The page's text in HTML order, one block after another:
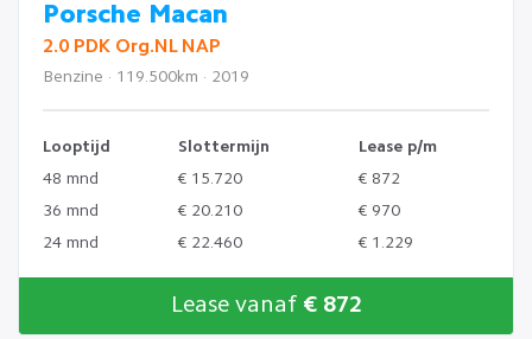
Porsche Macan
2.0 PDK Org.NL NAP
Benzine · 119.500km · 2019
Looptijd Slottermijn
Lease p/m
48 mnd
€ 15.720
€ 872
36 mnd
€ 20.210
€ 970
24 mnd
€ 22.460 € 1.229
Lease vanaf € 872